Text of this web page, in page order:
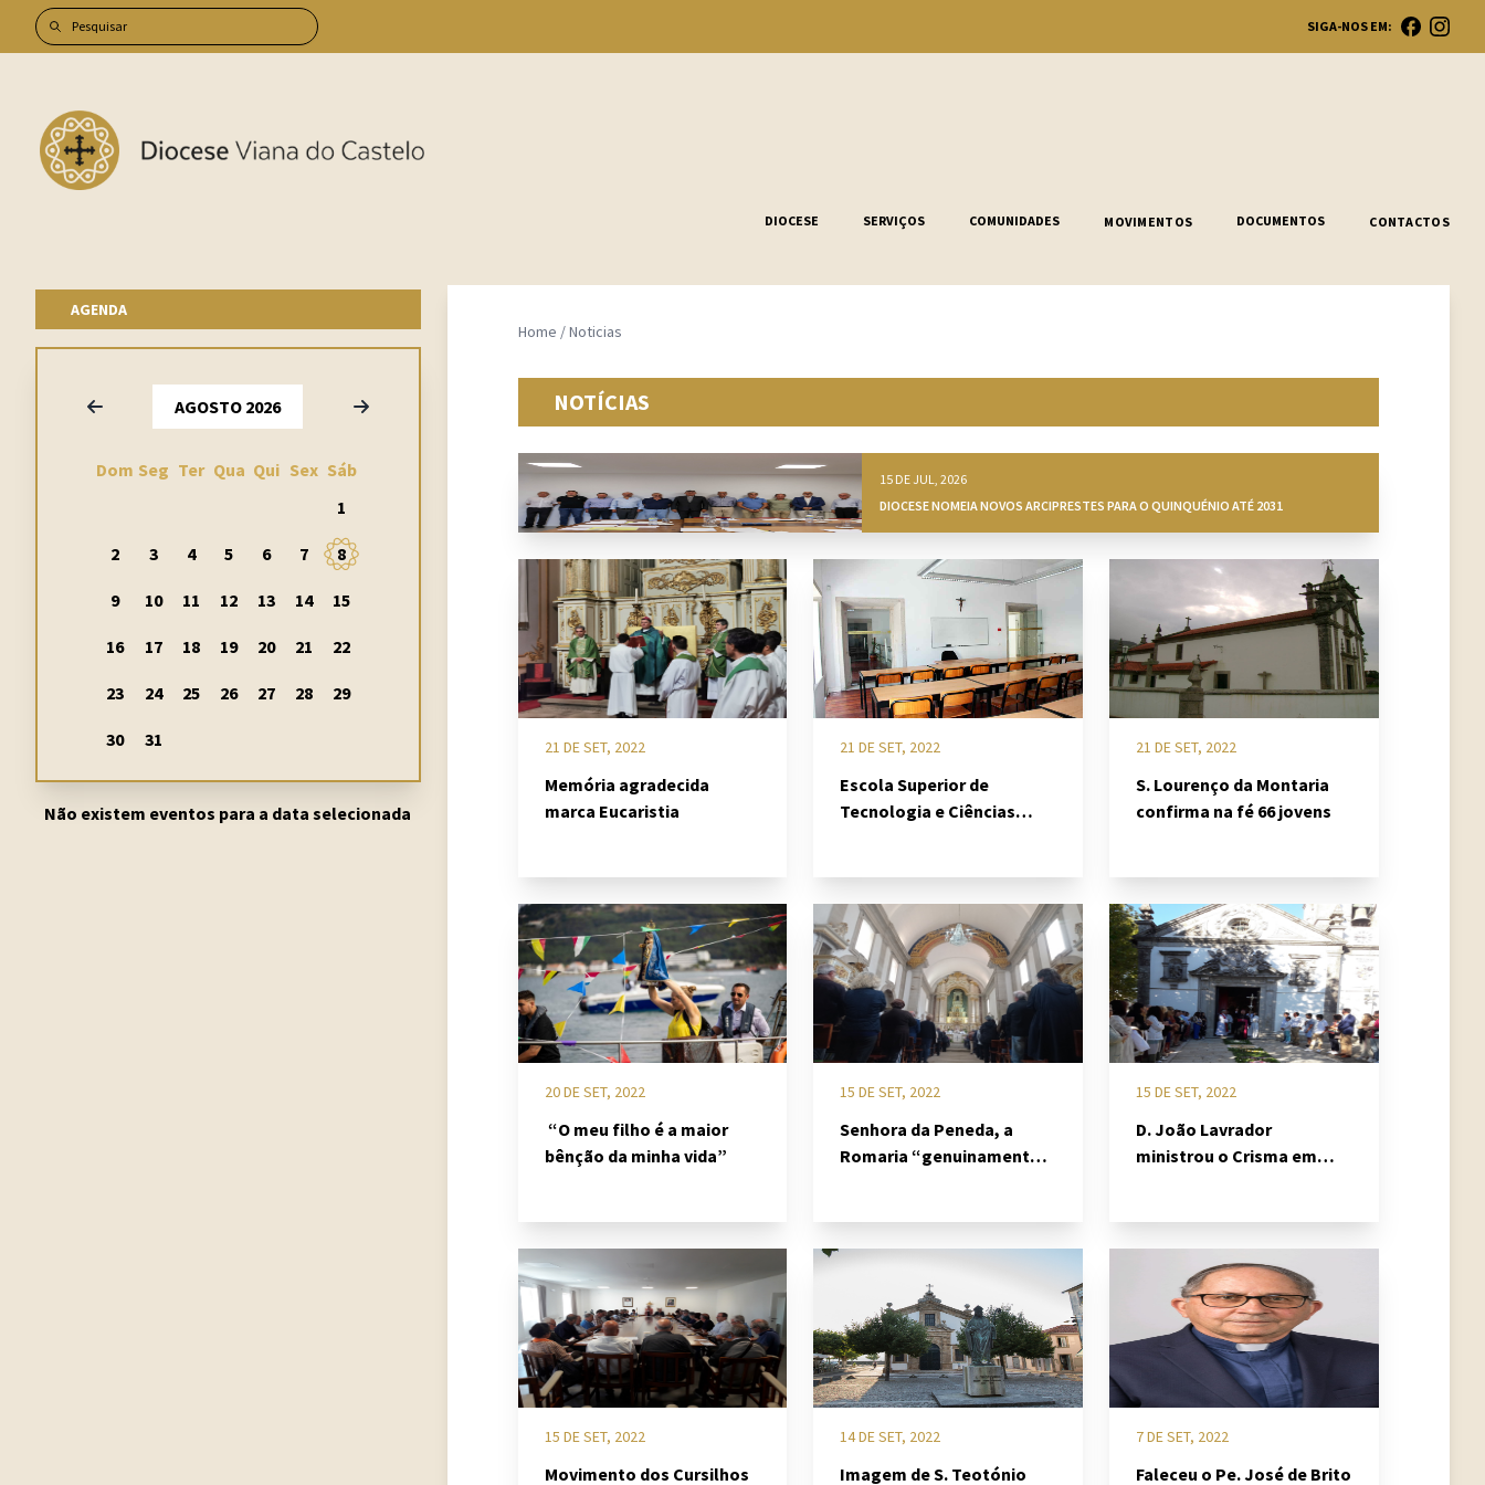
SIGA-NOS EM:
DIOCESE SERVIÇOS COMUNIDADES MOVIMENTOS DOCUMENTOS CONTACTOS
AGENDA
Anterior AGOSTO 2026 Seguinte
Dom Seg Ter Qua Qui Sex Sáb
1
2 3 4 5 6 7 8
9 10 11 12 13 14 15
16 17 18 19 20 21 22
23 24 25 26 27 28 29
30 31
Não existem eventos para a data selecionada
Home /Noticias
NOTÍCIAS
15 DE JUL, 2026
DIOCESE NOMEIA NOVOS ARCIPRESTES PARA O QUINQUÉNIO ATÉ 2031
21 DE SET, 2022
Memória agradecida
marca Eucaristia
21 DE SET, 2022
Escola Superior de
Tecnologia e Ciências
21 DE SET, 2022
S. Lourenço da Montaria
confirma na fé 66 jovens
20 DE SET, 2022
“O meu filho é a maior
bênção da minha vida”
15 DE SET, 2022
Senhora da Peneda, a
Romaria “genuinamente
15 DE SET, 2022
D. João Lavrador
ministrou o Crisma em
15 DE SET, 2022
Movimento dos Cursilhos
14 DE SET, 2022
Imagem de S. Teotónio
7 DE SET, 2022
Faleceu o Pe. José de Brito